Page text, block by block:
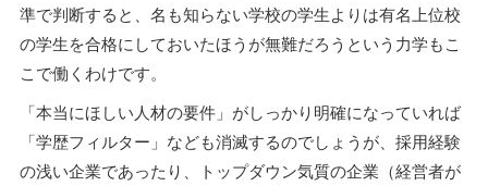
準で判断すると、名も知らない学校の学生よりは有名上位校
の学生を合格にしておいたほうが無難だろうという力学もこ
こで働くわけです。
「本当にほしい人材の要件」がしっかり明確になっていれば
「学歴フィルター」なども消滅するのでしょうが、採用経験
の浅い企業であったり、トップダウン気質の企業（経営者が